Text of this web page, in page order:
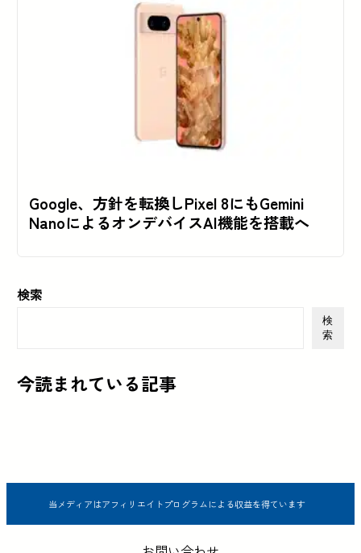
Google、方針を転換しPixel 8にもGemini
NanoによるオンデバイスAI機能を搭載へ
検索
検
索
今読まれている記事
当メディアはアフィリエイトプログラムによる収益を得ています